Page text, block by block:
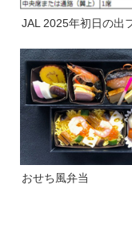
JAL 2025年初日の出
おせち風弁当